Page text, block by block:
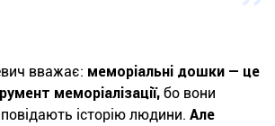
вважає: меморіальні дошки — це
меморіалізації, бо вони
історію людини. Але